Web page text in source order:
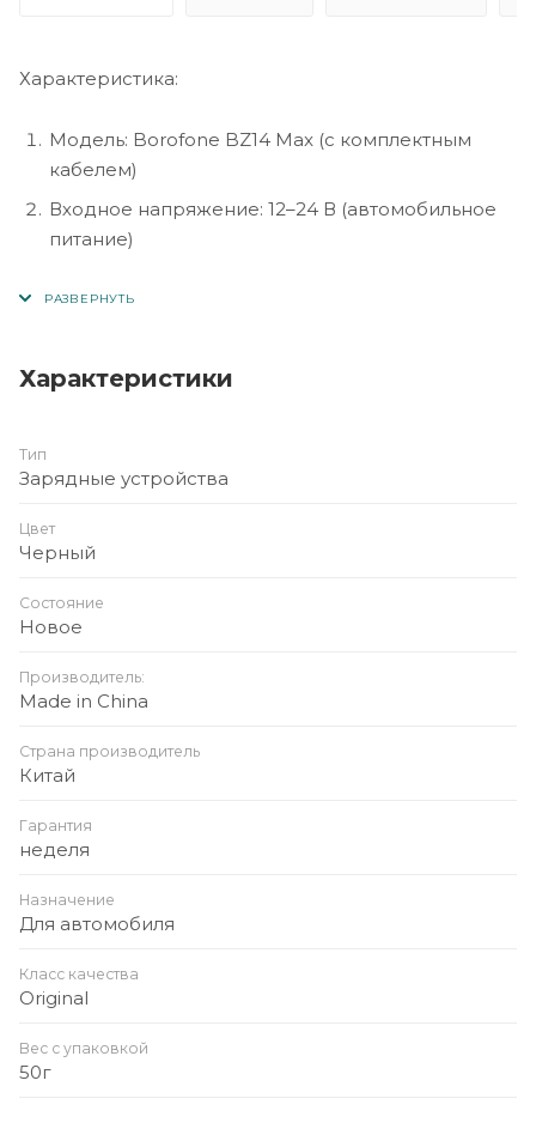
Характеристика:
Модель: Borofone BZ14 Max (с комплектным
кабелем)
Входное напряжение: 12–24 В (автомобильное
питание)
2.4A
Размеры: приблизительно 65 × 29 × 24 мм
Особенности: LED-индикатор подсветки,
компактный дизайн, кабель в комплекте
Характеристики
Тип
Зарядные устройства
Цвет
Черный
Состояние
Новое
Производитель:
Made in China
Страна производитель
Китай
Гарантия
неделя
Назначение
Для автомобиля
Класс качества
Original
Вес с упаковкой
50г